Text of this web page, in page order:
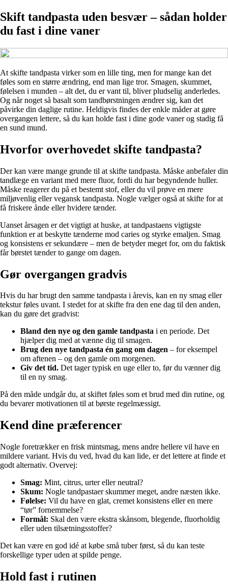
Skift tandpasta uden besvær – sådan holder
du fast i dine vaner
At skifte tandpasta virker som en lille ting, men for mange kan det
føles som en større ændring, end man lige tror. Smagen, skummet,
følelsen i munden – alt det, du er vant til, bliver pludselig anderledes.
Og når noget så basalt som tandbørstningen ændrer sig, kan det
påvirke din daglige rutine. Heldigvis findes der enkle måder at gøre
overgangen lettere, så du kan holde fast i dine gode vaner og stadig få
en sund mund.
Hvorfor overhovedet skifte tandpasta?
Der kan være mange grunde til at skifte tandpasta. Måske anbefaler din
tandlæge en variant med mere fluor, fordi du har begyndende huller.
Måske reagerer du på et bestemt stof, eller du vil prøve en mere
miljøvenlig eller vegansk tandpasta. Nogle vælger også at skifte for at
få friskere ånde eller hvidere tænder.
Uanset årsagen er det vigtigt at huske, at tandpastaens vigtigste
funktion er at beskytte tænderne mod caries og styrke emaljen. Smag
og konsistens er sekundære – men de betyder meget for, om du faktisk
får børstet tænder to gange om dagen.
Gør overgangen gradvis
Hvis du har brugt den samme tandpasta i årevis, kan en ny smag eller
tekstur føles uvant. I stedet for at skifte fra den ene dag til den anden,
kan du gøre det gradvist:
Bland den nye og den gamle tandpasta i en periode. Det
hjælper dig med at vænne dig til smagen.
Brug den nye tandpasta én gang om dagen – for eksempel
om aftenen – og den gamle om morgenen.
Giv det tid. Det tager typisk en uge eller to, før du vænner dig
til en ny smag.
På den måde undgår du, at skiftet føles som et brud med din rutine, og
du bevarer motivationen til at børste regelmæssigt.
Kend dine præferencer
Nogle foretrækker en frisk mintsmag, mens andre hellere vil have en
mildere variant. Hvis du ved, hvad du kan lide, er det lettere at finde et
godt alternativ. Overvej:
Smag: Mint, citrus, urter eller neutral?
Skum: Nogle tandpastaer skummer meget, andre næsten ikke.
Følelse: Vil du have en glat, cremet konsistens eller en mere
“tør” fornemmelse?
Formål: Skal den være ekstra skånsom, blegende, fluorholdig
eller uden tilsætningsstoffer?
Det kan være en god idé at købe små tuber først, så du kan teste
forskellige typer uden at spilde penge.
Hold fast i rutinen